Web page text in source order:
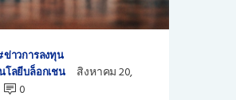
ข่าวการลงทุน
โลยีบล็อกเชน
สิงหาคม 20,
0